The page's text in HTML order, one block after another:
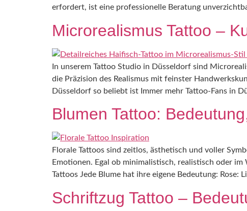
erfordert, ist eine professionelle Beratung
Microrealismus Tattoo –
In unserem Tattoo Studio in Düsseldorf sind
die Präzision des Realismus mit feinster
Düsseldorf so beliebt ist Immer mehr Tattoo-Fans in
Blumen Tattoo:
Florale Tattoos sind zeitlos, ästhetisch und voller
Emotionen. Egal ob minimalistisch, realistisch oder
Tattoos Jede Blume hat ihre eigene Bedeutung: Rose:
Schriftzug Tattoo –